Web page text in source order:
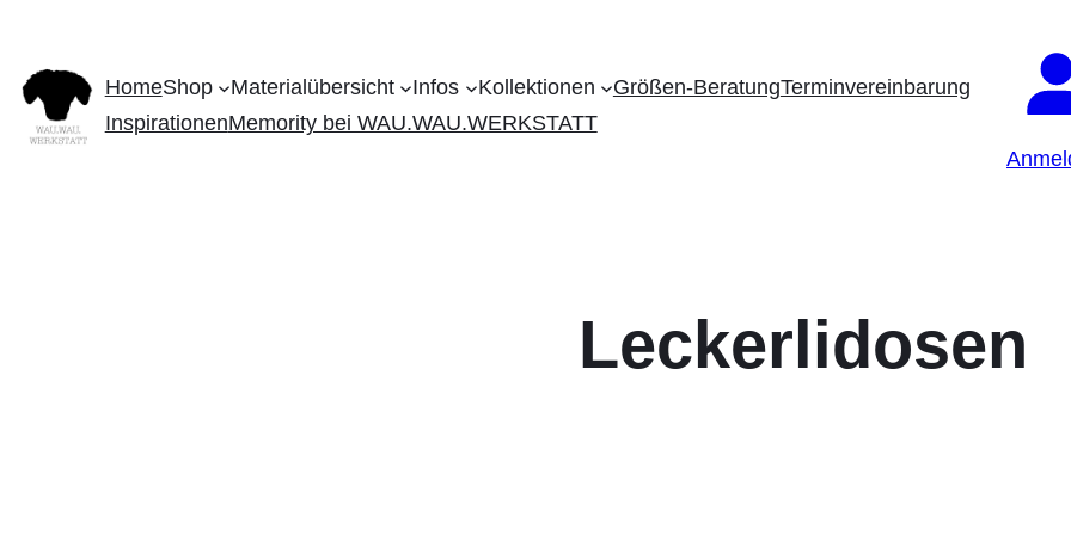
HomeShop Materialübersicht Infos Kollektionen Größen-BeratungTerminvereinbarung
InspirationenMemority bei WAU.WAU.WERKSTATT
Leckerlidosen